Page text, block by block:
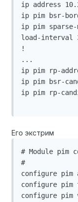
ip address
ip pim bsr-
ip pim sparse-
load-interval
!
...
ip pim rp-
ip pim bsr-
ip pim rp-
Его экстрим
# Module pim
#
configure pim
configure pim
configure pim